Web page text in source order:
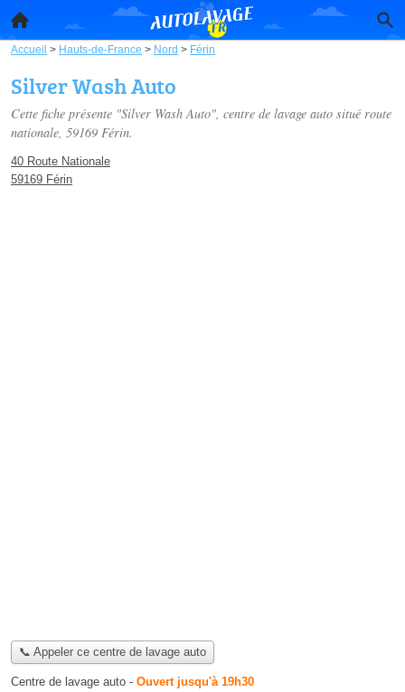
Accueil > Hauts-de-France > Nord > Férin
Silver Wash Auto
Cette fiche présente "Silver Wash Auto", centre de lavage auto situé route
nationale, 59169 Férin.
40 Route Nationale
59169 Férin
📞 Appeler ce centre de lavage auto
Centre de lavage auto - Ouvert jusqu'à 19h30